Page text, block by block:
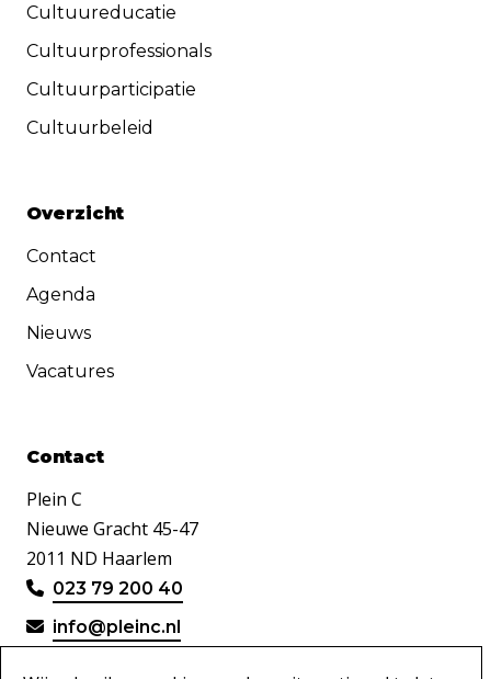
Cultuureducatie
Cultuurprofessionals
Cultuurparticipatie
Cultuurbeleid
Overzicht
Contact
Agenda
Nieuws
Vacatures
Contact
Plein C
Nieuwe Gracht 45-47
2011 ND Haarlem
023 79 200 40
info@pleinc.nl